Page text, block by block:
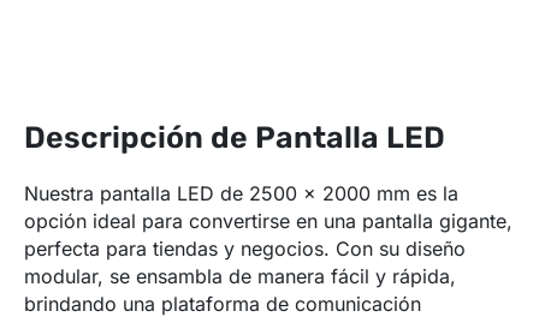
Descripción de Pantalla LED
Nuestra pantalla LED de 2500 x 2000 mm es la
opción ideal para convertirse en una pantalla gigante,
perfecta para tiendas y negocios. Con su diseño
modular, se ensambla de manera fácil y rápida,
brindando una plataforma de comunicación